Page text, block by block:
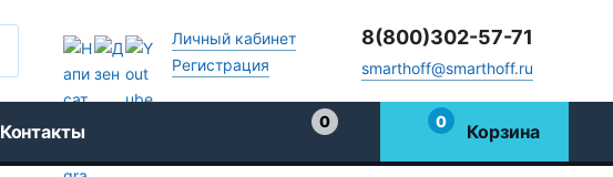
Личный кабинет
Регистрация
8(800)302-57-71
smarthoff@smarthoff.ru
Контакты
0
0 Корзина